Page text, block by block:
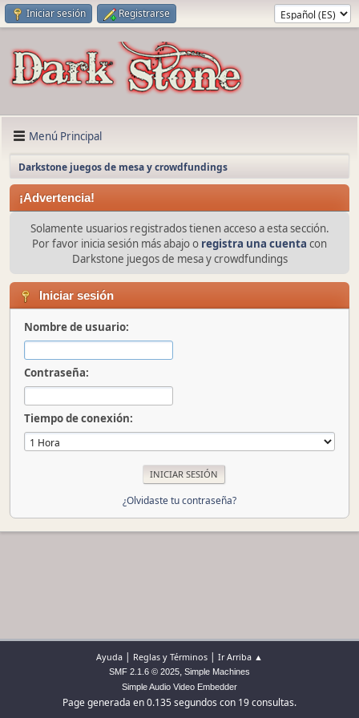
Iniciar sesión Registrarse
Menú Principal
Darkstone juegos de mesa y crowdfundings
¡Advertencia!
Solamente usuarios registrados tienen acceso a esta sección.
Por favor inicia sesión más abajo o registra una cuenta con
Darkstone juegos de mesa y crowdfundings
Iniciar sesión
Nombre de usuario:
Contraseña:
Tiempo de conexión:
¿Olvidaste tu contraseña?
Ayuda | Reglas y Términos | Ir Arriba ▲
SMF 2.1.6 © 2025, Simple Machines
Simple Audio Video Embedder
Page generada en 0.135 segundos con 19 consultas.